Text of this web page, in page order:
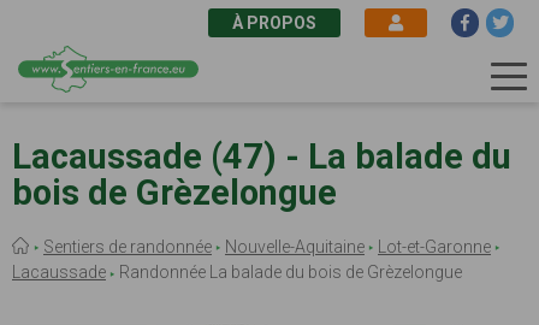
au
contenu
principal
À PROPOS
Lacaussade (47) - La balade du
bois de Grèzelongue
Fil
d'Ariane
Sentiers de randonnée Nouvelle-Aquitaine
Lot-et-Garonne
Lacaussade
Randonnée La balade du bois de Grèzelongue